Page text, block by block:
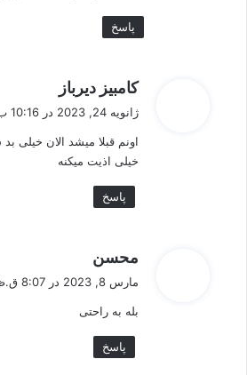
پاسخ
کامبیز دیرباز
:
ژانویه 24, 2023 در 10:16 ب.ظ
اونم قبلا میشد الان خیلی
خیلی اذیت میکنه
پاسخ
محسن
ف
:
مارس 8, 2023 در 8:07 ق.ظ
بله به راحتی
پاسخ